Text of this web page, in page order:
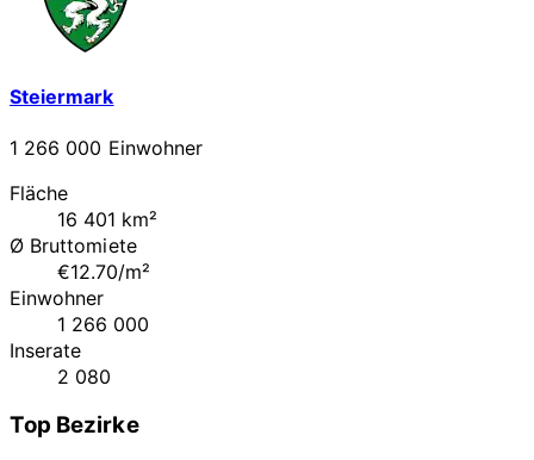
Steiermark
1 266 000 Einwohner
Fläche
16 401 km²
Ø Bruttomiete
€12.70/m²
Einwohner
1 266 000
Inserate
2 080
Top Bezirke